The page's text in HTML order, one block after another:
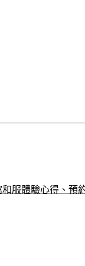
服體驗心得、預